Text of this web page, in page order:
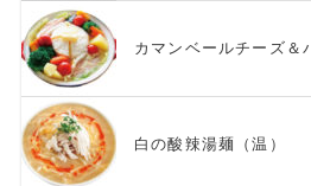
カマンベールチーズ＆
白の酸辣湯麺（温）